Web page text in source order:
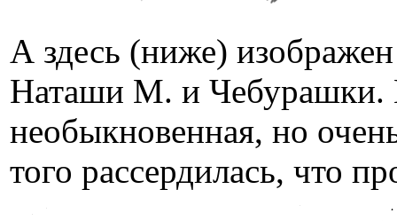
А здесь (ниже)
Наташи М. и Чебурашки.
необыкновенная, но
того рассердилась, что